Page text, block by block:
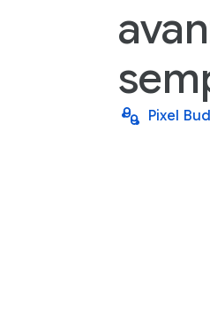
Pixel